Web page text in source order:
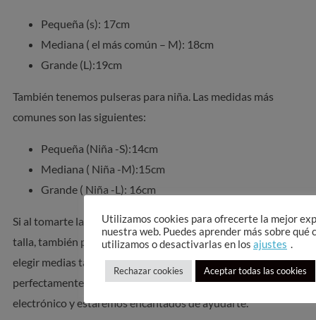
Pequeña (s): 17cm
Mediana ( el más común – M): 18cm
Grande (L):19cm
También tenemos pulseras para niña. Las medidas más
comunes son las siguientes:
Pequeña (Niña -S):14cm
Mediana ( Niña -M):15cm
Grande ( Niña -L): 16cm
Si al tomarte la medida de tu muñeca dudas entre una u otra
talla, también podemos fabricártela a medida pudiendo
elegir medias tallas para que tu pulsera se adapte
perfectamente a ti. Consúltanos por Whatsapp o por correo
electrónico y estaremos encantados de ayudarte.
Utilizamos cookies para ofrecerte la mejor
nuestra web. Puedes aprender más sobre qué
utilizamos o desactivarlas en los ajustes .
Rechazar cookies Aceptar todas las cookies